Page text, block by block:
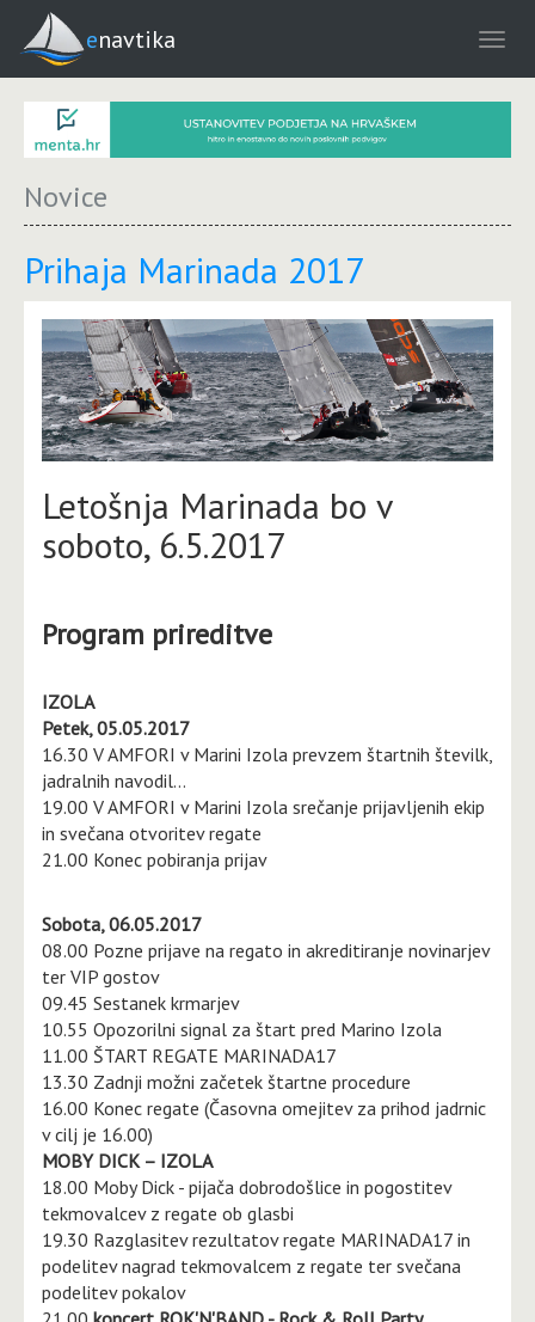
enavtika
Novice
Prihaja Marinada 2017
Letošnja Marinada bo v
soboto, 6.5.2017
Program prireditve
IZOLA
Petek, 05.05.2017
16.30 V AMFORI v Marini Izola prevzem štartnih številk,
jadralnih navodil…
19.00 V AMFORI v Marini Izola srečanje prijavljenih ekip
in svečana otvoritev regate
21.00 Konec pobiranja prijav
Sobota, 06.05.2017
08.00 Pozne prijave na regato in akreditiranje novinarjev
ter VIP gostov
09.45 Sestanek krmarjev
10.55 Opozorilni signal za štart pred Marino Izola
11.00 ŠTART REGATE MARINADA17
13.30 Zadnji možni začetek štartne procedure
16.00 Konec regate (Časovna omejitev za prihod jadrnic
v cilj je 16.00)
MOBY DICK – IZOLA
18.00 Moby Dick - pijača dobrodošlice in pogostitev
tekmovalcev z regate ob glasbi
19.30 Razglasitev rezultatov regate MARINADA17 in
podelitev nagrad tekmovalcem z regate ter svečana
podelitev pokalov